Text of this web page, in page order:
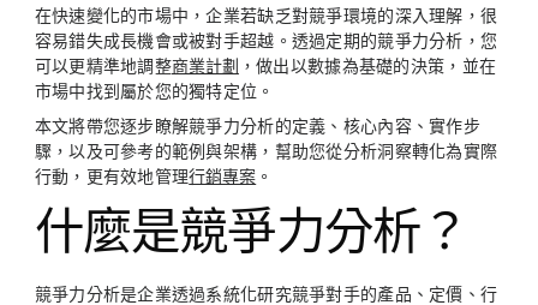
在快速變化的市場中，企業若缺乏對競爭環境的深入理解，很
容易錯失成長機會或被對手超越。透過定期的競爭力分析，您
可以更精準地調整商業計劃 ，做出以數據為基礎的決策，並在
市場中找到屬於您的獨特定位。
本文將帶您逐步瞭解競爭力分析的定義、核心內容、實作步
驟，以及可參考的範例與架構，幫助您從分析洞察轉化為實際
行動，更有效地管理行銷專案 。
什麼是競爭力分析？
競爭力分析是企業透過系統化研究競爭對手的產品、定價、行